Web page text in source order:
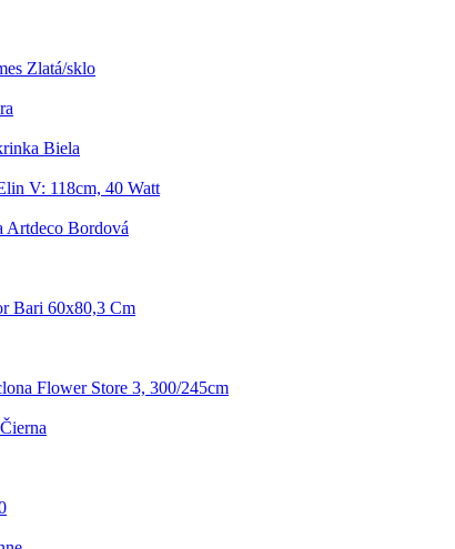
Zlatá/sklo
Biela
V: 118cm, 40 Watt
Artdeco Bordová
Bari 60x80,3 Cm
Flower Store 3, 300/245cm